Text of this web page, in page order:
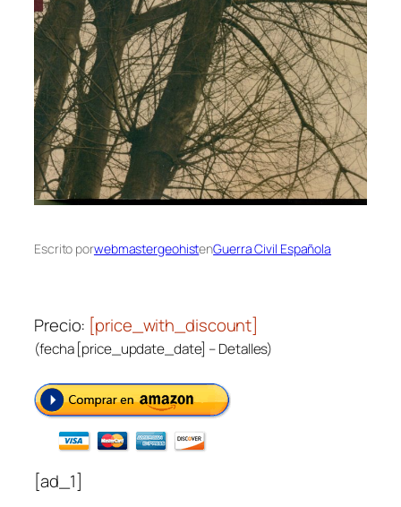
Escrito porwebmastergeohistenGuerra Civil Española
Precio: [price_with_discount]
(fecha [price_update_date] –Detalles)
[ad_1]